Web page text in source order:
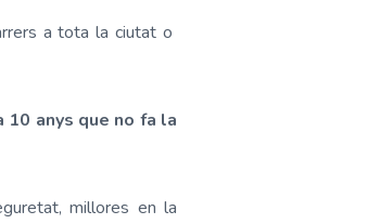
a tota la ciutat o
anys que no fa la
millores en la